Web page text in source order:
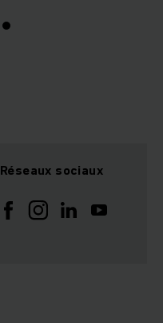
Réseaux sociaux